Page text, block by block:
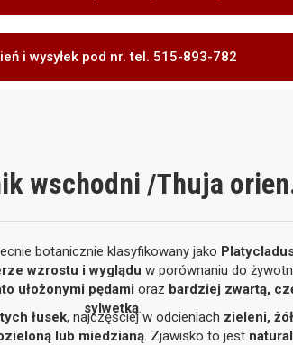
i wysyłek pod nr. tel. 515-893-782
wschodni /Thuja
botanicznie klasyfikowany jako
wzrostu i wyglądu w porównaniu do
ułożonymi pędami oraz bardziej zwartą,
sylwetką.
łusek, najczęściej w odcieniach zieleni,
lub miedzianą. Zjawisko to jest